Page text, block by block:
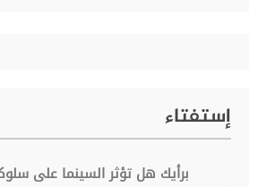
إستفتاء
برأيك هل تؤثر السينما على